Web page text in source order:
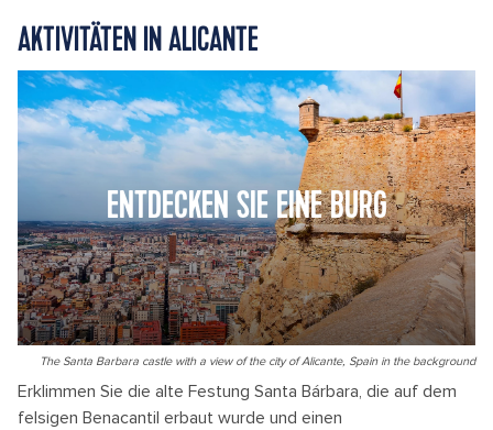
AKTIVITÄTEN IN ALICANTE
ENTDECKEN SIE EINE BURG
The Santa Barbara castle with a view of the city of Alicante, Spain in the background
Erklimmen Sie die alte Festung Santa Bárbara, die auf dem
felsigen Benacantil erbaut wurde und einen